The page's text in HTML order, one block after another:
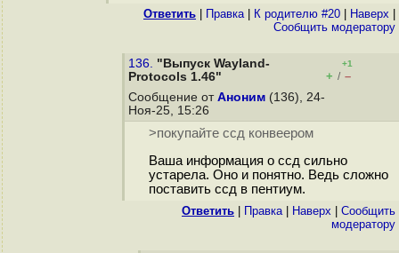
Ответить Правка| К родителю #20 Наверх
Cообщить модератору
136. "Выпуск Wayland-
Protocols 1.46"
+1
+ / –
Сообщение от Аноним (136), 24-
Ноя-25, 15:26
>покупайте ссд конвеером
Ваша информация о ссд сильно
устарела. Оно и понятно. Ведь сложно
поставить ссд в пентиум.
Ответить Правка| Наверх
Cообщить
модератору